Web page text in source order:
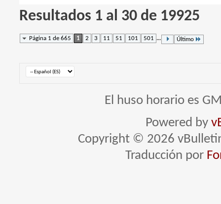
Resultados 1 al 30 de 19925
Página 1 de 665 1 2 3 11 51 101 501 ... Último
El huso horario es
Powered by
Copyright © 2026
Traducción por